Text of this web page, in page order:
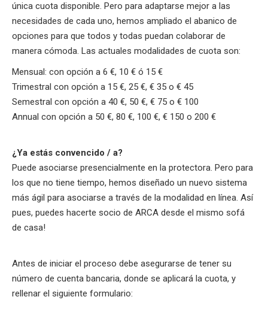
única cuota disponible. Pero para adaptarse mejor a las
necesidades de cada uno, hemos ampliado el abanico de
opciones para que todos y todas puedan colaborar de
manera cómoda. Las actuales modalidades de cuota son:
Mensual: con opción a 6 €, 10 € ó 15 €
Trimestral con opción a 15 €, 25 €, € 35 o € 45
Semestral con opción a 40 €, 50 €, € 75 o € 100
Annual con opción a 50 €, 80 €, 100 €, € 150 o 200 €
¿Ya estás convencido / a?
Puede asociarse presencialmente en la protectora. Pero para
los que no tiene tiempo, hemos diseñado un nuevo sistema
más ágil para asociarse a través de la modalidad en línea. Así
pues, puedes hacerte socio de ARCA desde el mismo sofá
de casa!
Antes de iniciar el proceso debe asegurarse de tener su
número de cuenta bancaria, donde se aplicará la cuota, y
rellenar el siguiente formulario: